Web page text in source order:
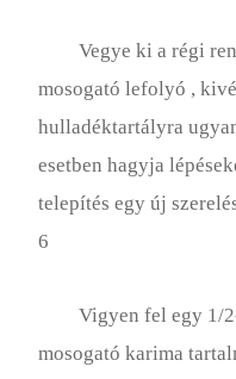
Vegye ki a régi
mosogató lefolyó ,
hulladéktartályra
esetben hagyja
telepítés egy új
6
Vigyen fel egy 1/
mosogató karima